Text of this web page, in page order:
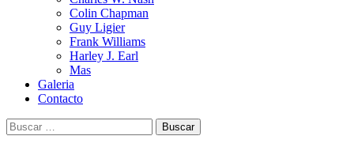
Colin Chapman
Guy Ligier
Frank Williams
Harley J. Earl
Mas
Galeria
Contacto
Buscar: